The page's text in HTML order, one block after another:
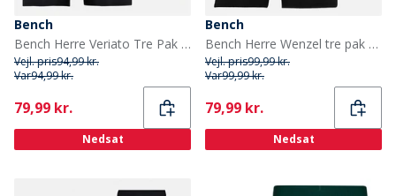
Bench
Bench Herre Veriato Tre Pak Mikrofiber Boksershorts Sort/Khaki/Steel Grey
Vejl. pris94,99 kr.
Var94,99 kr.
Current
79,99 kr.
Nedsat
Bench
Bench Herre Wenzel tre pak boxershorts Sort
Vejl. pris99,99 kr.
Var99,99 kr.
Current
79,99 kr.
Nedsat